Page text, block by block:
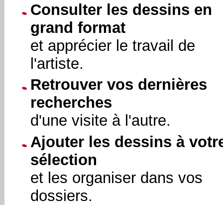
Consulter les dessins en
grand format
et apprécier le travail de
l'artiste.
Retrouver vos dernières
recherches
d'une visite à l'autre.
Ajouter les dessins à
sélection
et les organiser dans vos
dossiers.